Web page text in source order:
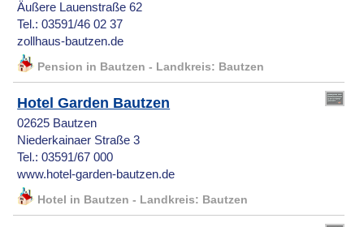
Äußere Lauenstraße 62
Tel.: 03591/46 02 37
zollhaus-bautzen.de
Pension in Bautzen - Landkreis: Bautzen
Hotel Garden Bautzen
02625 Bautzen
Niederkainaer Straße 3
Tel.: 03591/67 000
www.hotel-garden-bautzen.de
Hotel in Bautzen - Landkreis: Bautzen